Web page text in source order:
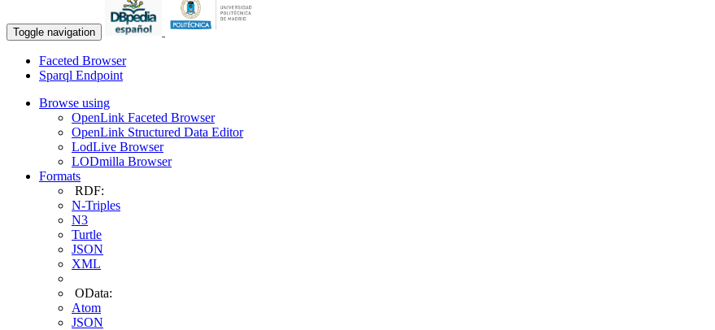
Toggle navigation
Faceted Browser
Sparql Endpoint
Browse using
OpenLink Faceted Browser
OpenLink Structured Data Editor
LodLive Browser
LODmilla Browser
Formats
RDF:
N-Triples
N3
Turtle
JSON
XML
OData:
Atom
JSON